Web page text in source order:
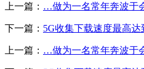
上一篇： …做为一名常年奔波于
下一篇： 5G收集下载速度最高达
上一篇： …做为一名常年奔波于